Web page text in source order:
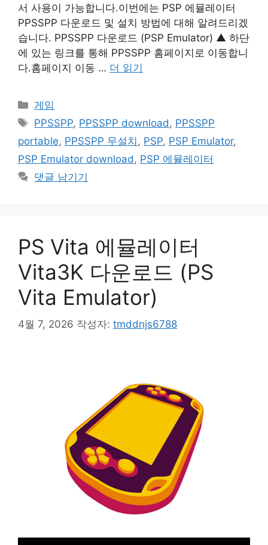
서 사용이 가능합니다.이번에는 PSP 에뮬레이터
PPSSPP 다운로드 및 설치 방법에 대해 알려드리겠
습니다. PPSSPP 다운로드 (PSP Emulator) ▲ 하단
에 있는 링크를 통해 PPSSPP 홈페이지로 이동합니
다.홈페이지 이동 … 더 읽기
카
테
리
게임
태
그
PPSSPP, PPSSPP download, PPSSPP
portable, PPSSPP 무설치 , PSP, PSP Emulator,
PSP Emulator download, PSP 에뮬레이터
댓글 남기기
PS Vita 에뮬레이터
Vita3K 다운로드 (PS
Vita Emulator)
4월 7, 2026 작성자: tmddnjs6788